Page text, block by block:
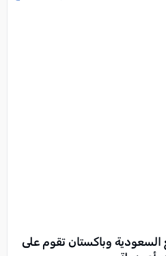
السعودية وباكستان تقوم على